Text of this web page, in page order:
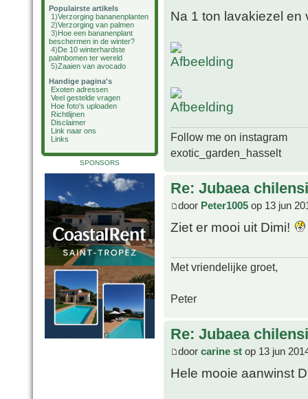
Populairste artikels
1)Verzorging bananenplanten
2)Verzorging van palmen
3)Hoe een bananenplant
beschermen in de winter?
4)De 10 winterhardste
palmbomen ter wereld
5)Zaaien van avocado
Handige pagina's
Exoten adressen
Veel gestelde vragen
Hoe foto's uploaden
Richtlijnen
Disclaimer
Link naar ons
Links
SPONSORS
Na 1 ton lavakiezel en
Follow me on instagram
exotic_garden_hasselt
Re: Jubaea
door Peter1005 op 13 jun
Ziet er mooi uit Dimi!
Met vriendelijke groet,
Peter
Re: Jubaea
door carine st op 13 jun
Hele mooie aanwinst